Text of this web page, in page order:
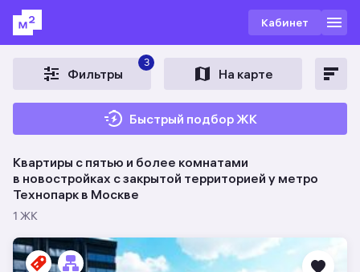
Кабинет
Фильтры
3
На карте
Быстрый подбор ЖК
Квартиры с пятью и более комнатами
в новостройках c закрытой территорией у метро
Технопарк в Москве
1 ЖК